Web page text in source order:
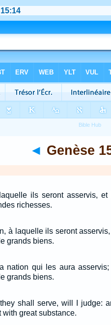
◄ Genèse
ils seront asservis, et
richesses.
à laquelle ils seront
grands biens.
nation qui les aura asservis;
grands biens.
shall serve, will I judge:
great substance.